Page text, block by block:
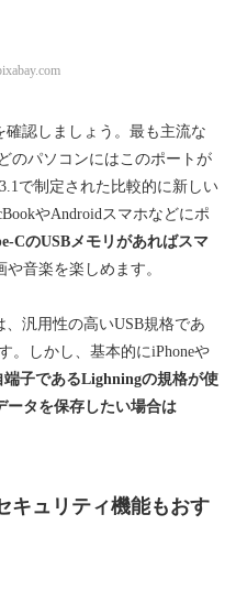
認しましょう。最も主流な
のパソコンにはこのポートが
で制定された比較的に新しい
やAndroidスマホなどにポ
CのUSBメモリがあればスマ
音楽を楽しめます。
汎用性の高いUSB規格であ
。しかし、基本的にiPhoneや
端子であるLighningの規格が使
ータを保存したい場合は
キュリティ機能もおす